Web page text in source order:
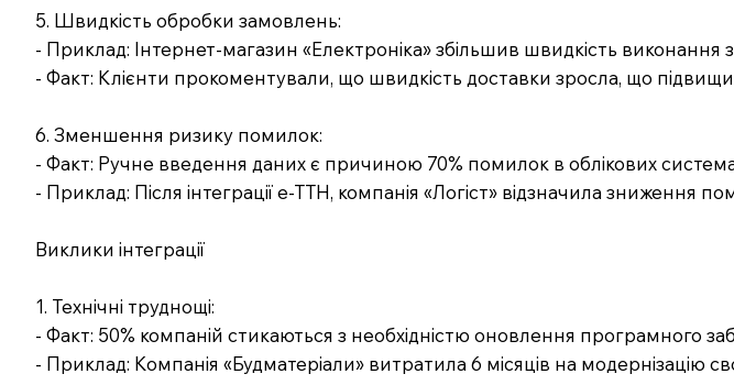
5. Швидкість обробки замовлень:
- Приклад: Інтернет-магазин «Електроніка» збільшив швидкість виконання
- Факт: Клієнти прокоментували, що швидкість доставки зросла, що
6. Зменшення ризику помилок:
- Факт: Ручне введення даних є причиною 70% помилок в облікових
- Приклад: Після інтеграції е-ТТН, компанія «Логіст» відзначила зниження
Виклики інтеграції
1. Технічні труднощі:
- Факт: 50% компаній стикаються з необхідністю оновлення програмного
- Приклад: Компанія «Будматеріали» витратила 6 місяців на модернізацію